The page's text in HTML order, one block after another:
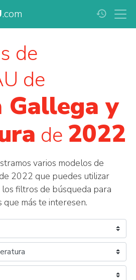
.com history
de
de
Gallega y
de 2022
varios modelos de
2022 que puedes utilizar
filtros de búsqueda para
más te interesen.